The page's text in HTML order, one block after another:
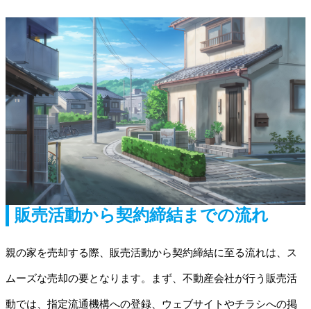
販売活動から契約締結までの流れ
親の家を売却する際、販売活動から契約締結に至る流れは、ス
ムーズな売却の要となります。まず、不動産会社が行う販売活
動では、指定流通機構への登録、ウェブサイトやチラシへの掲